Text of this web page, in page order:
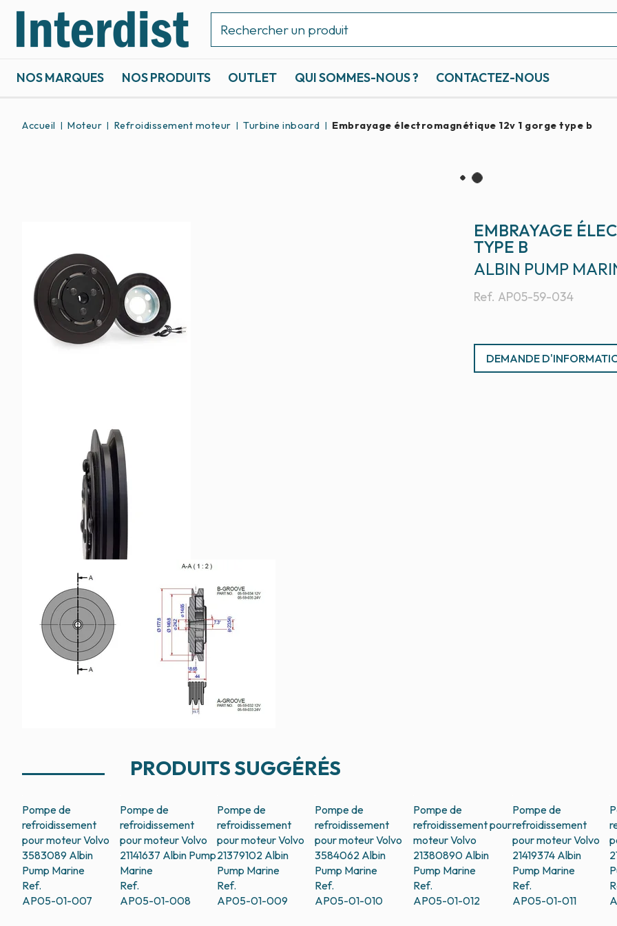
NOS MARQUES NOS PRODUITS OUTLET QUI SOMMES-NOUS ? CONTACTEZ-NOUS
Accueil Moteur Refroidissement moteur Turbine inboard Embrayage électromagnétique 12v 1 gorge type b
EMBRAYAGE
TYPE B
Ref. AP05-59-034
ALBIN PUMP
DEMANDE
PRODUITS SUGGÉRÉS
Pompe de
refroidissement
pour moteur Volvo
3583089 Albin
Pump Marine
Ref.
AP05-01-007
Pompe de
refroidissement
pour moteur Volvo
21141637 Albin Pump
Marine
Ref.
AP05-01-008
Pompe de
refroidissement
pour moteur Volvo
21379102 Albin
Pump Marine
Ref.
AP05-01-009
Pompe de
refroidissement
pour moteur Volvo
3584062 Albin
Pump Marine
Ref.
AP05-01-010
Pompe de
refroidissement pour
moteur Volvo
21380890 Albin
Pump Marine
Ref.
AP05-01-012
Pompe de
refroidissement
pour moteur Volvo
21419374 Albin
Pump Marine
Ref.
AP05-01-011